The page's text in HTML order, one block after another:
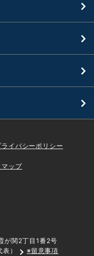
ライバシーポリシー
マップ
が関2丁目1番2号
）
※留意事項